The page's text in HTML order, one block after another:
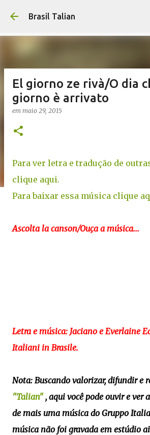
Pular para o conteúdo
Brasil Talian
El giorno ze rivà/O dia
giorno è arrivato
em maio 29, 2015
Para ver letra e tradução de
clique aqui.
Para baixar essa música clique
Ascolta la canson/Ouça a música...
Letra e música: Jaciano e Everlaine
Italiani in Brasile.
Nota: Buscando valorizar, difundir e
"Talian", aqui você pode ouvir e ver
de mais uma música do Gruppo
música não foi gravada em estúdio